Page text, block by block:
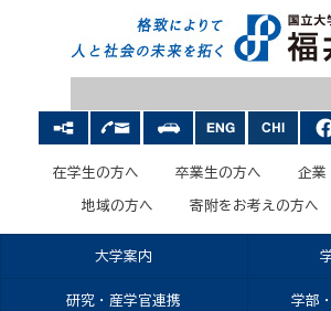
在学生の方へ 卒業生の方へ 企業
地域の方へ 寄附をお考えの方へ
大学案内
研究・産学官連携 学部